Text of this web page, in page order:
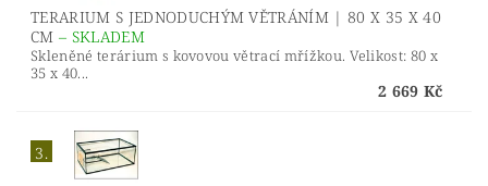
TERARIUM S JEDNODUCHÝM VĚTRÁNÍM | 80 X 35 X 40
CM– SKLADEM
Skleněné terárium s kovovou větrací mřížkou. Velikost: 80 x
35 x 40...
2 669 Kč
3.